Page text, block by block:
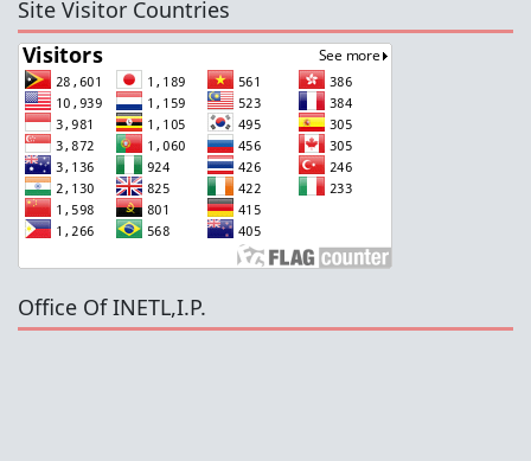
Site Visitor Countries
Office Of INETL,I.P.